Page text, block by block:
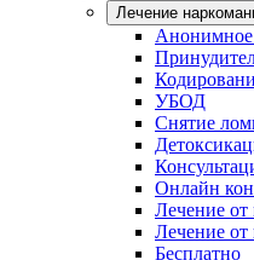
Лечение
Анонимное
УБОД
Снятие
Онлайн
Лечение
Лечение от
Бесплатно